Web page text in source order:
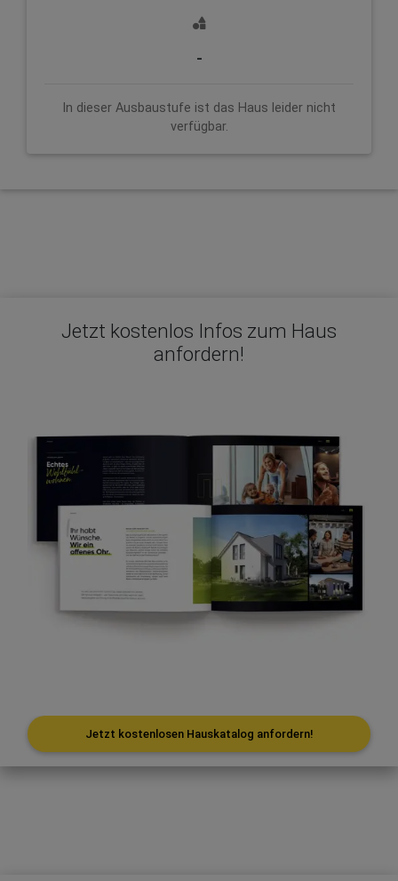
-
In dieser Ausbaustufe ist das Haus leider nicht
verfügbar.
Jetzt kostenlos Infos zum Haus
anfordern!
Jetzt kostenlosen Hauskatalog anfordern!